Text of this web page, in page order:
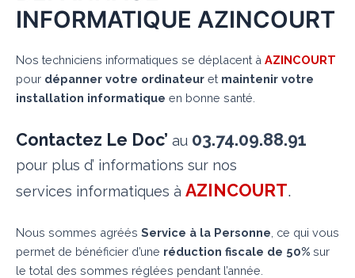
INFORMATIQUE AZINCOURT
Nos techniciens informatiques se déplacent à AZINCOURT
pour dépanner votre ordinateur et maintenir votre
installation informatique en bonne santé.
Contactez Le Doc’ au 03.74.09.88.91
pour plus d’ informations sur nos
services informatiques à AZINCOURT.
Nous sommes agréés Service à la Personne , ce qui vous
permet de bénéficier d’une réduction fiscale de 50% sur
le total des sommes réglées pendant l’année.